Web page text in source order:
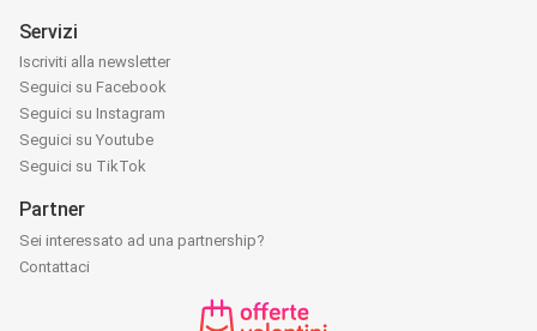
Servizi
Iscriviti alla newsletter
Seguici su Facebook
Seguici su Instagram
Seguici su Youtube
Seguici su TikTok
Partner
Sei interessato ad una partnership?
Contattaci